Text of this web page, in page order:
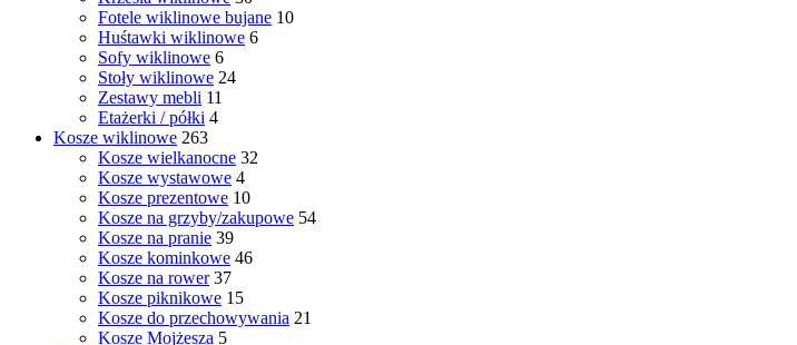
Fotele wiklinowe bujane 10
Huśtawki wiklinowe 6
Sofy wiklinowe 6
Stoły wiklinowe 24
Zestawy mebli 11
Etażerki / półki 4
Kosze wiklinowe 263
Kosze wielkanocne 32
Kosze wystawowe 4
Kosze prezentowe 10
Kosze na grzyby/zakupowe 54
Kosze na pranie 39
Kosze kominkowe 46
Kosze na rower 37
Kosze piknikowe 15
Kosze do przechowywania 21
Kosze Mojżesza 5